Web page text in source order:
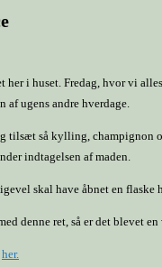
i huset. Fredag, hvor vi
af ugens andre hverdage.
tilsæt så kylling,
indtagelsen af maden.
skal have åbnet en
denne ret, så er det blevet
her.